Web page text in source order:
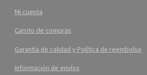
Mi cuenta
Carrito de compras
Garantía de calidad y Política de reembolso
Información de envíos